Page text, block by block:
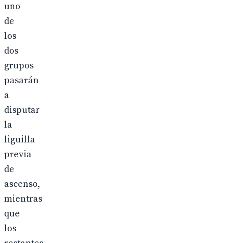
uno
de
los
dos
grupos
pasarán
a
disputar
la
liguilla
previa
de
ascenso,
mientras
que
los